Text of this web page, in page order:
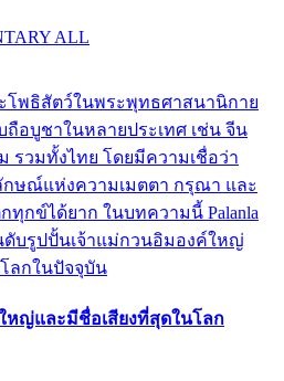
ALL
โพธิสัตว์ในพระพุทธศาสนานิกาย
อบูชาในหลายประเทศ เช่น จีน
รวมทั้งไทย โดยมีความเชื่อว่า
ษณ์แห่งความเมตตา กรุณา และ
ทุกข์ได้ยาก ในบทความนี้ Palanla
ดับรูปปั้นเจ้าแม่กวนอิมองค์ใหญ่
ลกในปัจจุบัน
หญ่และมีชื่อเสียงที่สุดในโลก